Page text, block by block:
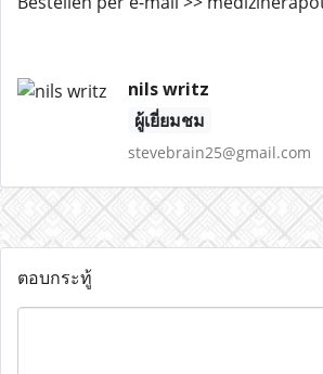
nils writz
ผู้เยี่ยมชม
stevebrain25@gmail.com
ตอบกระทู้